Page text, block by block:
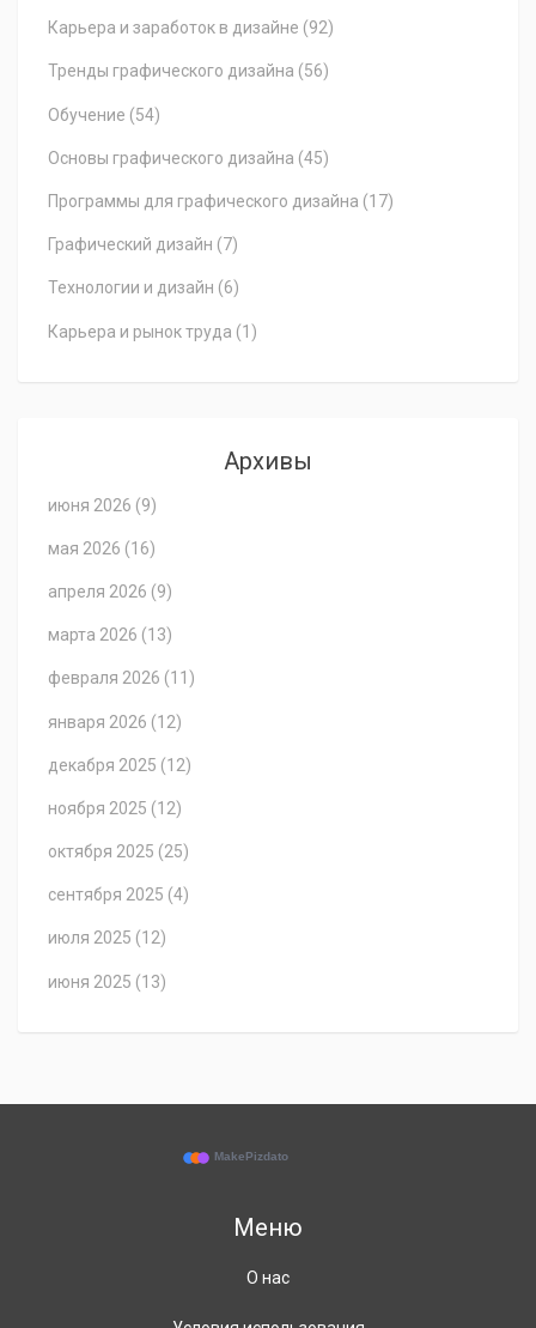
Карьера и заработок в дизайне (92)
Тренды графического дизайна (56)
Обучение (54)
Основы графического дизайна (45)
Программы для графического дизайна (17)
Графический дизайн (7)
Технологии и дизайн (6)
Карьера и рынок труда (1)
Архивы
июня 2026 (9)
мая 2026 (16)
апреля 2026 (9)
марта 2026 (13)
февраля 2026 (11)
января 2026 (12)
декабря 2025 (12)
ноября 2025 (12)
октября 2025 (25)
сентября 2025 (4)
июля 2025 (12)
июня 2025 (13)
Меню
О нас